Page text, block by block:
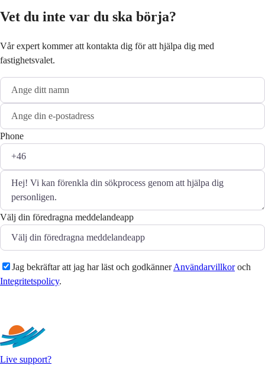
Vet du inte var du ska börja?
Vår expert kommer att kontakta dig för att hjälpa dig med
fastighetsvalet.
Phone
Välj din föredragna meddelandeapp
Jag bekräftar att jag har läst och godkännerAnvändarvillkoroch
Integritetspolicy.
Live support?